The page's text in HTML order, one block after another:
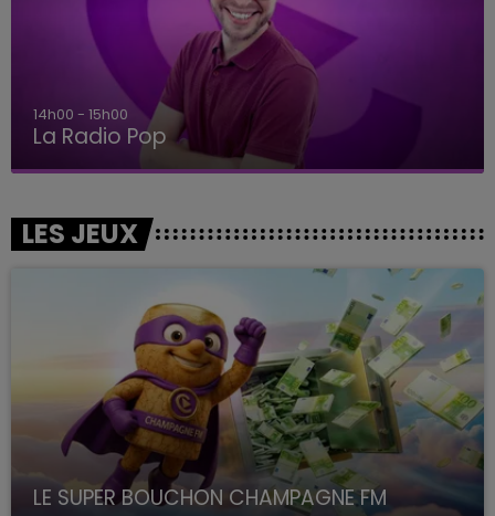
14h00 - 15h00
La Radio Pop
LES JEUX
LE SUPER BOUCHON CHAMPAGNE FM